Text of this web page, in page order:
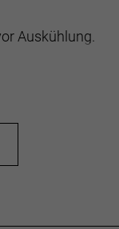
Auskühlung.
in nach vorn